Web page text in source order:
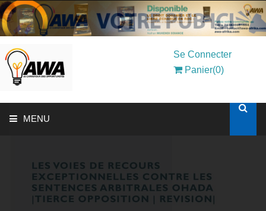
Se Connecter
Panier(0)
MENU
SOLUTIONS AUX ENTREPRISES